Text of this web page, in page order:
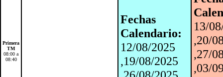
Primera
TM
08:00 a
08:40
Fechas
Calendario:
12/08/2025
,19/08/2025
13/
,20/
,27/
,03/